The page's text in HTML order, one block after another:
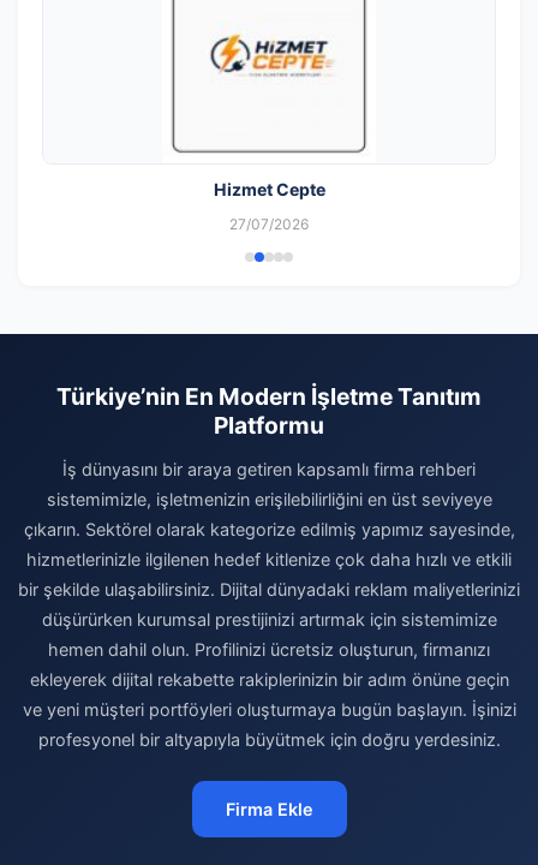
Hizmet Cepte
27/07/2026
Türkiye’nin En Modern İşletme Tanıtım
Platformu
İş dünyasını bir araya getiren kapsamlı firma rehberi
sistemimizle, işletmenizin erişilebilirliğini en üst seviyeye
çıkarın. Sektörel olarak kategorize edilmiş yapımız sayesinde,
hizmetlerinizle ilgilenen hedef kitlenize çok daha hızlı ve etkili
bir şekilde ulaşabilirsiniz. Dijital dünyadaki reklam maliyetlerinizi
düşürürken kurumsal prestijinizi artırmak için sistemimize
hemen dahil olun. Profilinizi ücretsiz oluşturun, firmanızı
ekleyerek dijital rekabette rakiplerinizin bir adım önüne geçin
ve yeni müşteri portföyleri oluşturmaya bugün başlayın. İşinizi
profesyonel bir altyapıyla büyütmek için doğru yerdesiniz.
Firma Ekle